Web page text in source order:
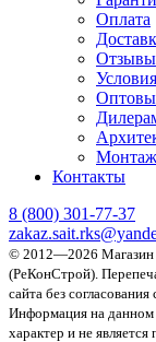
Оплата
Отзывы
Контакты
8 (800) 301-77-37
© 2012—2026 Магазин
(РеКонСтрой).
сайта без
Информация на данном
характер и не